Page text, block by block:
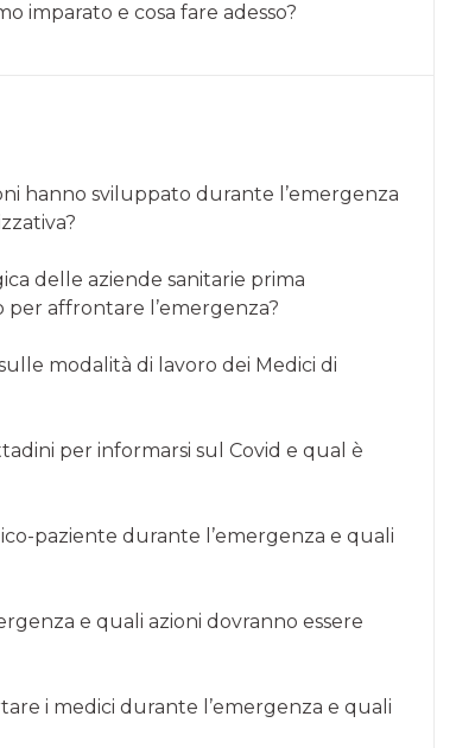
imparato e cosa fare adesso?
hanno sviluppato durante l’emergenza
delle aziende sanitarie prima
per affrontare l’emergenza?
modalità di lavoro dei Medici di
per informarsi sul Covid e qual è
paziente durante l’emergenza e quali
e quali azioni dovranno essere
i medici durante l’emergenza e quali